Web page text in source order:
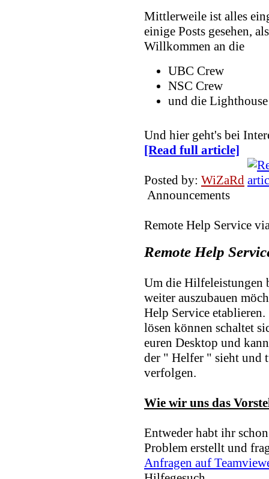
Mittlerweile ist alles
einige Posts gesehen,
Willkommen an die
UBC Crew
NSC Crew
und die Lighthouse
Und hier geht's bei
[Read full article]
Posted by: WiZaRd
Announcements
Remote Help Service
Remote Help
Um die Hilfeleistungen
weiter auszubauen
Help Service
lösen können schaltet
euren Desktop und
der " Helfer " sieht und
verfolgen.
Wie wir uns das
Entweder habt ihr
Problem erstellt und
Anfragen auf